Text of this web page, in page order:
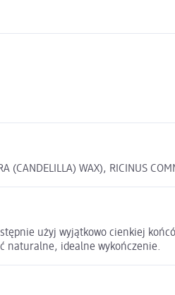
(CANDELILLA) WAX), RICINUS
użyj wyjątkowo cienkiej
naturalne, idealne wykończenie.